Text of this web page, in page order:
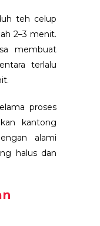
teh celup
2–3 menit.
membuat
terlalu
proses
kantong
alami
halus dan